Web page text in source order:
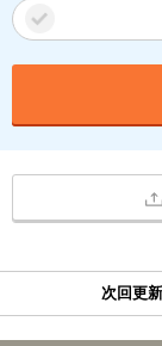
次回更